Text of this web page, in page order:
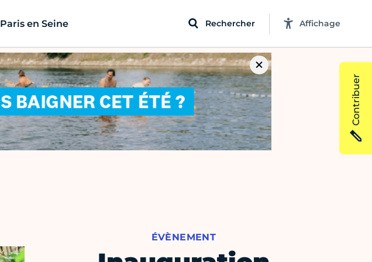
Paris en Seine Rechercher Affichage
ÉVÈNEMENT
Contribuer